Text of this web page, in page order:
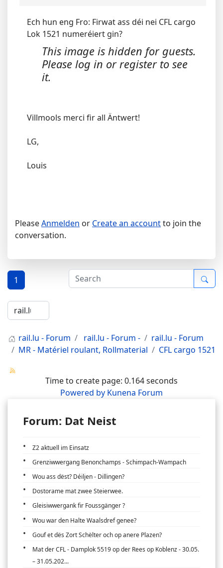
Ech hun eng Fro: Firwat ass déi nei CFL cargo
Lok 1521 numeréiert gin?
This image is hidden for guests.
Please log in or register to see
it.
Villmools merci fir all Äntwert!
LG,
Louis
PleaseAnmelden or Create an accountto join the
conversation.
1
rail.lu - Forum rail.lu - Forum -
rail.lu - Forum
MR - Matériel roulant, Rollmaterial
CFL cargo 1521
Time to create page: 0.164 seconds
Powered by Kunena Forum
Forum: Dat Neist
Z2 aktuell im Einsatz
Grenziwwergang Benonchamps - Schimpach-Wampach
Wou ass dëst? Déiljen - Dillingen?
Dostorame mat zwee Steierwee.
Gleisiwwergank fir Foussgänger ?
Wou war den Halte Waalsdref genee?
Gouf et dës Zort Schëlter och op anere Plazen?
Mat der CFL - Damplok 5519 op der Rees op Koblenz - 30.05.
– 31.05.202...